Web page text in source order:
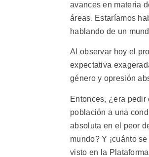
avances en materia
áreas. Estaríamos
hablando de un
Al observar hoy el
expectativa
género y opresión
Entonces, ¿era
población a una
absoluta en el peor
mundo? Y ¡cuánto
visto en la